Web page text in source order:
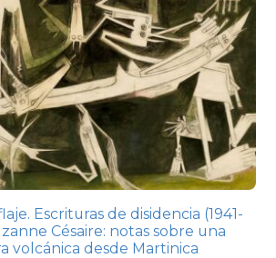
Escrituras de disidencia (1941-
Césaire: notas sobre una
volcánica desde Martinica